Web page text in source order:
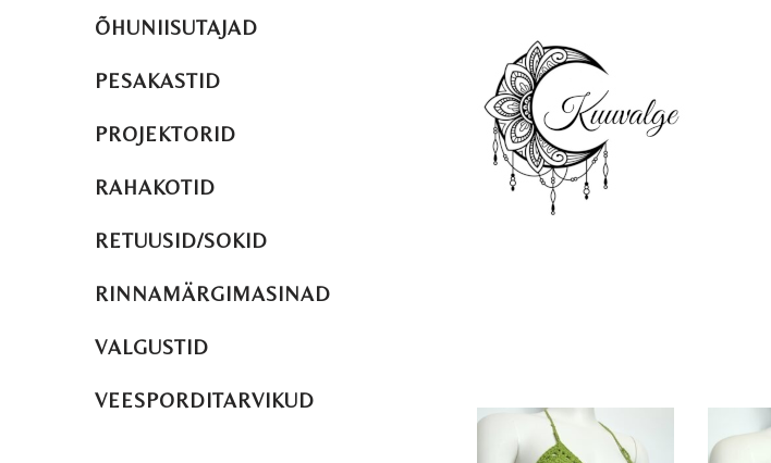
ÕHUNIISUTAJAD
PESAKASTID
PROJEKTORID
RAHAKOTID
RETUUSID/SOKID
RINNAMÄRGIMASINAD
VALGUSTID
VEESPORDITARVIKUD